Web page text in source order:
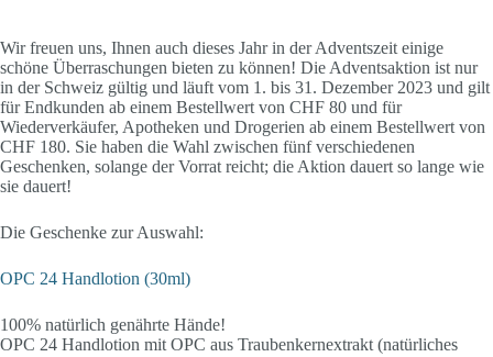
Wir freuen uns, Ihnen auch dieses Jahr in der Adventszeit einige
schöne Überraschungen bieten zu können! Die Adventsaktion ist nur
in der Schweiz gültig und läuft vom 1. bis 31. Dezember 2023 und gilt
für Endkunden ab einem Bestellwert von CHF 80 und für
Wiederverkäufer, Apotheken und Drogerien ab einem Bestellwert von
CHF 180. Sie haben die Wahl zwischen fünf verschiedenen
Geschenken, solange der Vorrat reicht; die Aktion dauert so lange wie
sie dauert!
Die Geschenke zur Auswahl:
OPC 24 Handlotion (30ml)
100% natürlich genährte Hände!
OPC 24 Handlotion mit OPC aus Traubenkernextrakt (natürliches